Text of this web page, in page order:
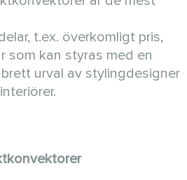
t.ex. överkomligt pris,
som kan styras med en
urval av stylingdesigner